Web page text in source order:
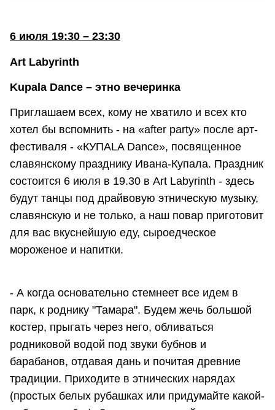
6 июля 19:30 – 23:30
Art Labyrinth
Kupala Dance – этно вечеринка
Приглашаем всех, кому не хватило и всех кто
хотел бы вспомнить - на «after party» после арт-
фестиваля - «КУПАLA Dance», посвященное
славянскому празднику Ивана-Купала. Праздник
состоится 6 июля в 19.30 в Art Labyrinth - здесь
будут танцы под драйвовую этническую музыку,
славянскую и не только, а наш повар приготовит
для вас вкуснейшую еду, сыроедческое
мороженое и напитки.
- А когда основательно стемнеет все идем в
парк, к роднику "Тамара". Будем жечь большой
костер, прыгать через него, обливаться
родниковой водой под звуки бубнов и
барабанов, отдавая дань и почитая древние
традиции. Приходите в этнических нарядах
(простых белых рубашках или придумайте какой-